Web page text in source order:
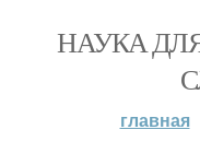
НАУКА
главная